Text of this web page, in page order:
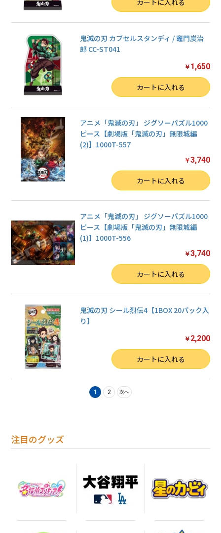
注目のグッズ
カートに入れる
鬼滅の刃 カブセルスタンディ / 竈門炭治
郎 CC-ST041
￥ 1,650
カートに入れる
アニメ「鬼滅の刃」 ジグソーパズル1000
ピース【劇場版「鬼滅の刃」無限城編
(2)】1000T-557
￥3,740
カートに入れる
アニメ「鬼滅の刃」 ジグソーパズル1000
ピース【劇場版「鬼滅の刃」無限城編
(1)】1000T-556
￥3,740
カートに入れる
鬼滅の刃 シール烈伝4【1BOX 20パック入
り】
￥ 2,200
カートに入れる
1 2 次へ